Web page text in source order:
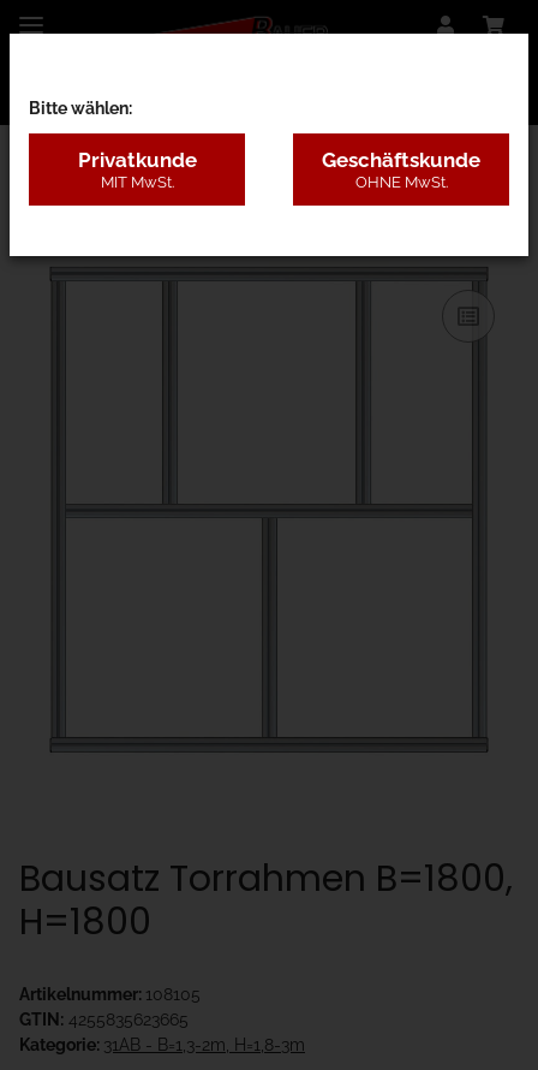
31AB - B=1,3-2m, H=1,8-3m
Bausatz Torrahmen B=1800,
H=1800
Artikelnummer: 108105
GTIN: 4255835623665
Kategorie: 31AB - B=1,3-2m, H=1,8-3m
Bitte wählen:
Privatkunde
MIT MwSt.
Geschäftskunde
OHNE MwSt.